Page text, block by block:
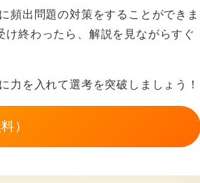
頻出問題の対策をすることができま
け終わったら、解説を見ながらすぐ
力を入れて選考を突破しましょう！
）